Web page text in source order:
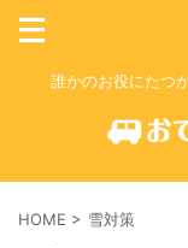
誰かのお役にたつ
HOME > 雪対策